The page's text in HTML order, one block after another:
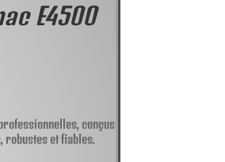
E4500
conçus
robustes et fiables.